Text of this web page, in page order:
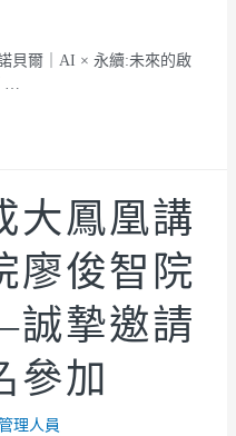
貝爾｜AI × 永續:未來的啟
…
大鳳凰講
廖俊智院
誠摯邀請
參加
理人員